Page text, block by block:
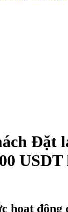
Đặt
hoạt